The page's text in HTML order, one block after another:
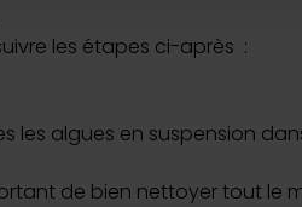
et les annonces, d'offrir des
des informations sur
qui peuvent combiner celles-ci
utilisation de leurs services.
les étapes ci-après :
algues en suspension
de bien nettoyer tout le